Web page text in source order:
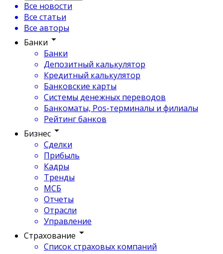
Все новости
Все статьи
Все авторы
Банки
Банки
Депозитный калькулятор
Кредитный калькулятор
Банковские карты
Системы денежных переводов
Банкоматы, Pos-терминалы и филиалы
Рейтинг банков
Бизнес
Сделки
Прибыль
Кадры
Тренды
МСБ
Отчеты
Отрасли
Управление
Страхование
Список страховых компаний